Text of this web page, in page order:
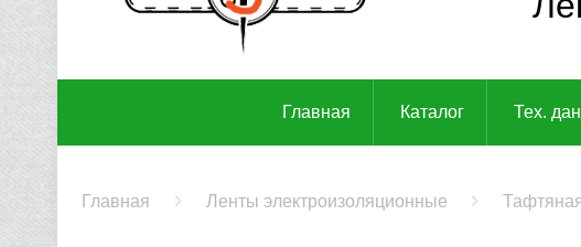
Главная Каталог Тех.
Главная Ленты электроизоляционные